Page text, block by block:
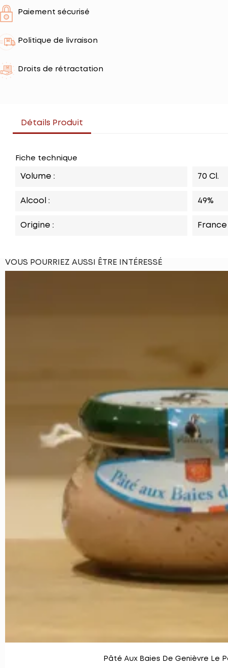
Paiement sécurisé
Politique de livraison
Droits de rétractation
Détails Produit
Fiche technique
Volume : 70 Cl.
Alcool : 49%
Origine : France
VOUS POURRIEZ AUSSI ÊTRE INTÉRESSÉ
Pâté Aux Baies De Genièvre Le